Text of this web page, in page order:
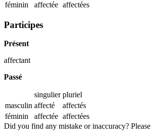
féminin
affectée affectées
Participes
Présent
affectant
Passé
singulier pluriel
masculin affecté
affectés
féminin
affectée affectées
Did you find any mistake or inaccuracy? Please